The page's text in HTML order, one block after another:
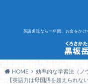
英語多読なら一年間、お金をか
HOME
効率的な学習法（ノ
【英語力は母国語を超えられ